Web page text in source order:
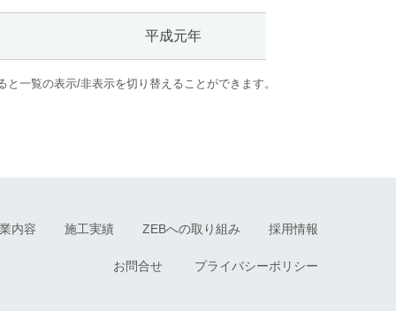
平成元年
一覧の表示/非表示を切り替えることができます。
内容 施工実績 ZEBへの取り組み 採用情報
お問合せ プライバシーポリシー